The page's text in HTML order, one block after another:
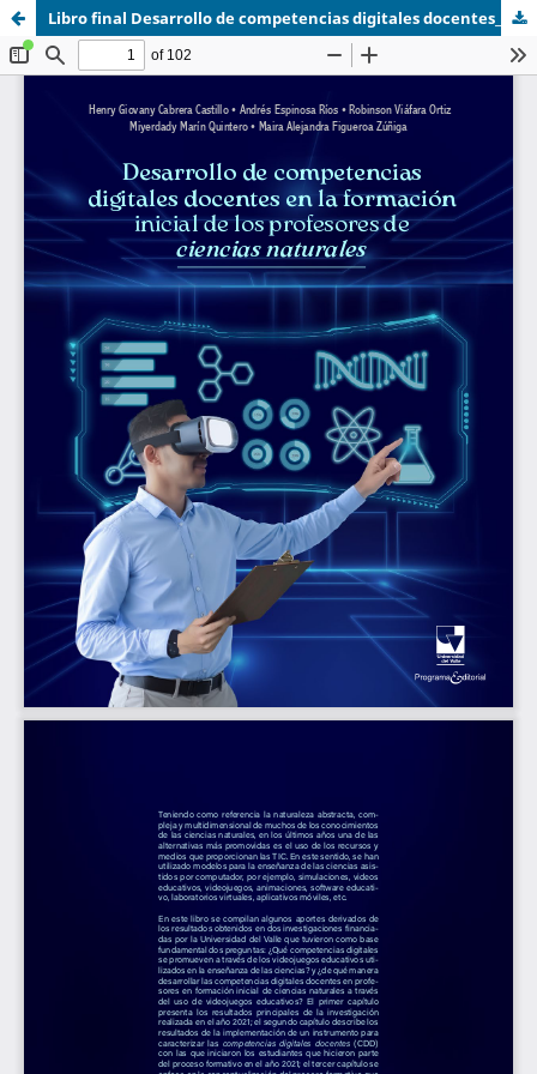
Libro final Desarrollo de competencias digitales docentes_ALL.pdf